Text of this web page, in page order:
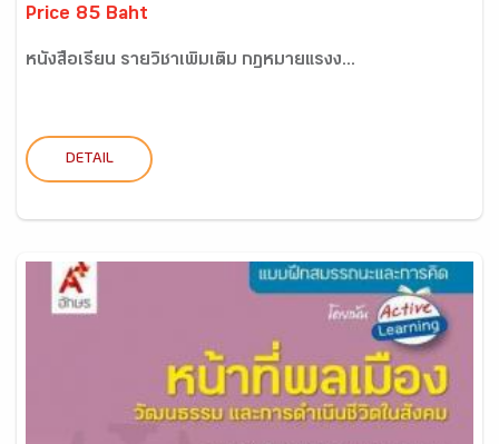
Price 85 Baht
หนังสือเรียน รายวิชาเพิ่มเติม กฏหมายแรงง...
DETAIL